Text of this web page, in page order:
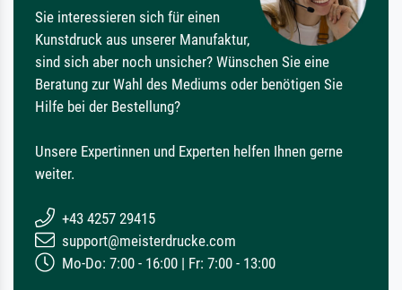
Sie interessieren sich für einen
Kunstdruck aus unserer Manufaktur,
sind sich aber noch unsicher? Wünschen Sie eine
Beratung zur Wahl des Mediums oder benötigen Sie
Hilfe bei der Bestellung?
Unsere Expertinnen und Experten helfen Ihnen gerne
weiter.
+43 4257 29415
support@meisterdrucke.com
Mo-Do: 7:00 - 16:00 | Fr: 7:00 - 13:00